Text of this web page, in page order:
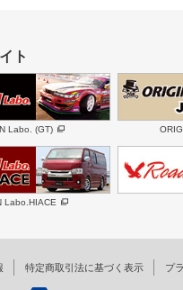
三菱
デリカ D:5
汎用
リアゲート
メンテナン
ーツ
DAYTONA-
ト
Labo. (GT)
Labo.HIACE
特定商取引法に基づく表示 プ